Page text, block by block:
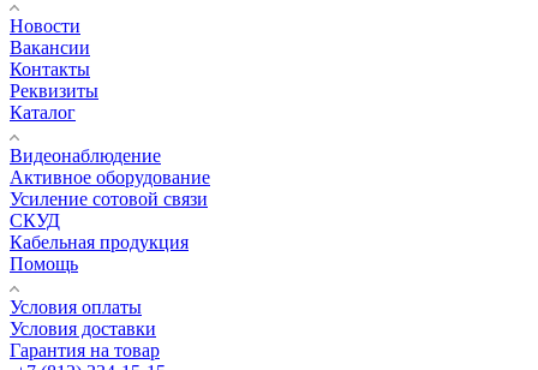
Новости
Вакансии
Контакты
Реквизиты
Каталог
Видеонаблюдение
Активное оборудование
Усиление сотовой связи
СКУД
Кабельная продукция
Помощь
Условия оплаты
Условия доставки
Гарантия на товар